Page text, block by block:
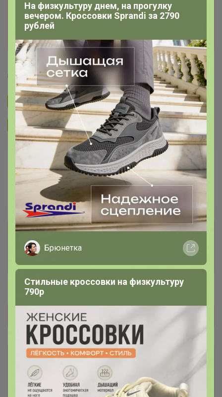
Сбор заказов в данной закупке
завершен
Артемида
Подписаться на закупку 893
Подписаться на организатора 1.7K
В архиве
—
Собрано
62 %
Ожидание ~ 4 дня
Комментарии к лотам 3.7K
Новости
Прямая оплата!
Описание
Условия участия
На физкультуру днем, на прогулку
вечером. Кроссовки Sprandi за 2790
рублей
Брюнетка
Стильные кроссовки на физкультуру
790р